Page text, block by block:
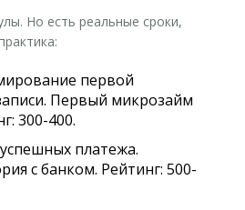
Но есть реальные сроки,
первой
Первый микрозайм
300-400.
платежа.
с банком. Рейтинг: 500-